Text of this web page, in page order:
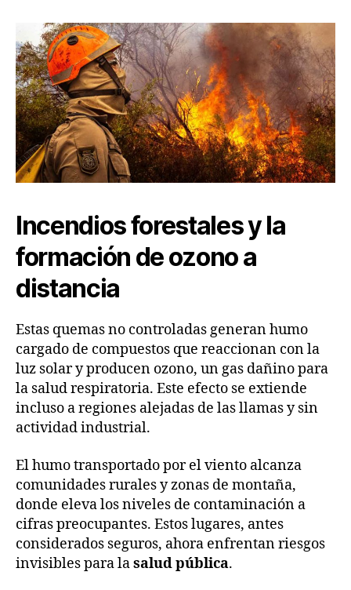
el
aumento
de
ozono
Incendios forestales y la
formación de ozono a
distancia
Estas quemas no controladas generan humo
cargado de compuestos que reaccionan con la
luz solar y producen ozono, un gas dañino para
la salud respiratoria. Este efecto se extiende
incluso a regiones alejadas de las llamas y sin
actividad industrial.
El humo transportado por el viento alcanza
comunidades rurales y zonas de montaña,
donde eleva los niveles de contaminación a
cifras preocupantes. Estos lugares, antes
considerados seguros, ahora enfrentan riesgos
invisibles para lasalud pública.